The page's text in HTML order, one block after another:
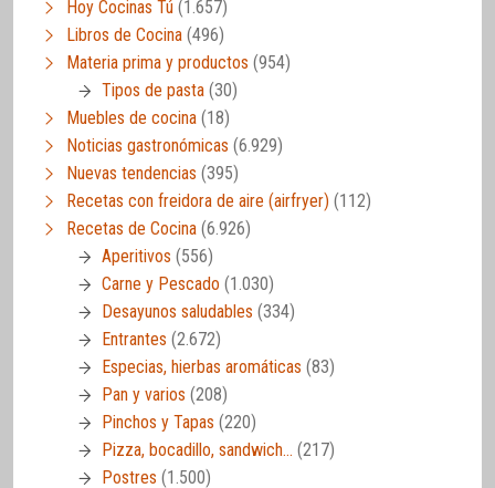
Hoy Cocinas Tú (1.657)
Libros de Cocina (496)
Materia prima y productos (954)
Tipos de pasta (30)
Muebles de cocina (18)
Noticias gastronómicas (6.929)
Nuevas tendencias (395)
Recetas con freidora de aire (airfryer) (112)
Recetas de Cocina (6.926)
Aperitivos (556)
Carne y Pescado (1.030)
Desayunos saludables (334)
Entrantes (2.672)
Especias, hierbas aromáticas (83)
Pan y varios (208)
Pinchos y Tapas (220)
Pizza, bocadillo, sandwich… (217)
Postres (1.500)